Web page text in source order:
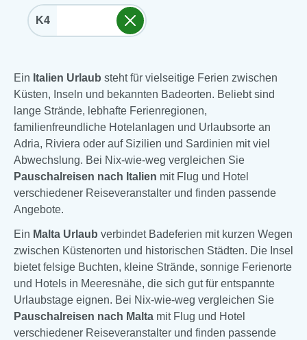
K4
Ein Italien Urlaub steht für vielseitige Ferien zwischen
Küsten, Inseln und bekannten Badeorten. Beliebt sind
lange Strände, lebhafte Ferienregionen,
familienfreundliche Hotelanlagen und Urlaubsorte an
Adria, Riviera oder auf Sizilien und Sardinien mit viel
Abwechslung. Bei Nix-wie-weg vergleichen Sie
Pauschalreisen nach Italien mit Flug und Hotel
verschiedener Reiseveranstalter und finden passende
Angebote.
Ein Malta Urlaub verbindet Badeferien mit kurzen Wegen
zwischen Küstenorten und historischen Städten. Die Insel
bietet felsige Buchten, kleine Strände, sonnige Ferienorte
und Hotels in Meeresnähe, die sich gut für entspannte
Urlaubstage eignen. Bei Nix-wie-weg vergleichen Sie
Pauschalreisen nach Malta mit Flug und Hotel
verschiedener Reiseveranstalter und finden passende